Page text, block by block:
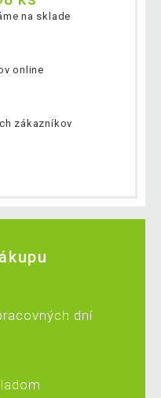
na sklade
online
zákazníkov
dní